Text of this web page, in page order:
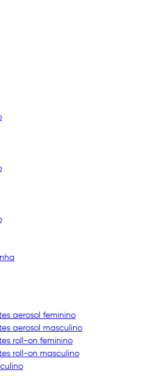
aerosol feminino
aerosol masculino
roll-on feminino
roll-on masculino